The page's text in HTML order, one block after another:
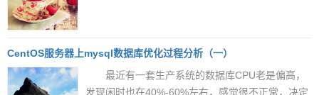
CentOS服务器上mysql数据库优化过程分析（一）
最近有一套生产系统的数据库CPU老是偏高，
发现闲时也在40%-60%左右，感觉很不正常，决定